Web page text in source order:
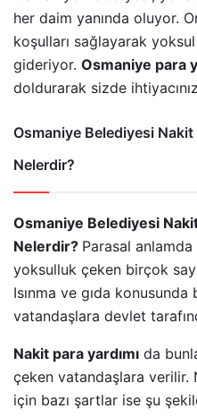
her daim yanında oluyor.
koşulları sağlayarak yoksul
gideriyor. Osmaniye para
doldurarak sizde
Osmaniye Belediyesi Nakit
Nelerdir?
Osmaniye Belediyesi
Nelerdir? Parasal anlamda
yoksulluk çeken birçok
Isınma ve gıda konusunda
vatandaşlara devlet
Nakit para yardımı da
çeken vatandaşlara verilir.
için bazı şartlar ise şu